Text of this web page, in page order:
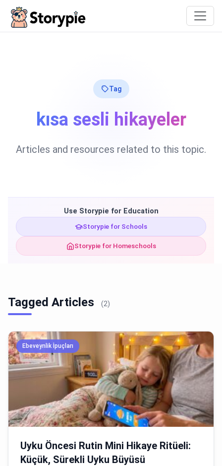
Tag
kısa sesli hikayeler
Articles and resources related to this topic.
Use Storypie for Education
Storypie for Schools
Storypie for Homeschools
Tagged Articles (2)
Ebeveynlik İpuçları
Uyku Öncesi Rutin Mini Hikaye Ritüeli:
Küçük, Sürekli Uyku Büyüsü